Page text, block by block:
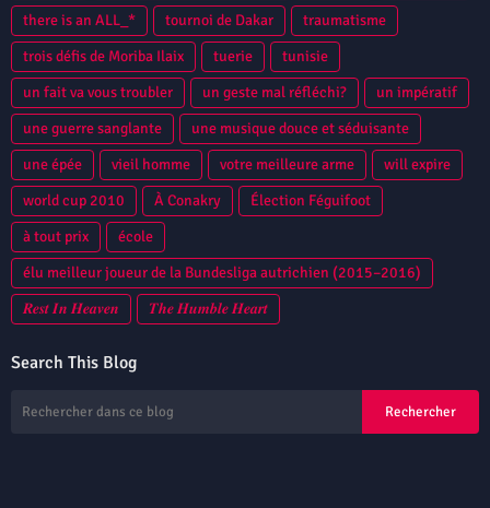
there is an ALL_*
tournoi de Dakar
traumatisme
trois défis de Moriba Ilaix
tuerie
tunisie
un fait va vous troubler
un geste mal réfléchi?
un impératif
une guerre sanglante
une musique douce et séduisante
une épée
vieil homme votre meilleure arme
will expire
world cup 2010
À Conakry
Élection Féguifoot
à tout prix
école
élu meilleur joueur de la Bundesliga autrichien (2015–2016)
𝑹𝒆𝒔𝒕 𝑰𝒏 𝑯𝒆𝒂𝒗𝒆𝒏
𝑻𝒉𝒆 𝑯𝒖𝒎𝒃𝒍𝒆 𝑯𝒆𝒂𝒓𝒕
Search This Blog